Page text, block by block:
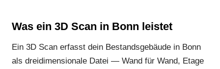
Was ein 3D Scan in Bonn leistet
Ein 3D Scan erfasst dein Bestandsgebäude in Bonn
als dreidimensionale Datei — Wand für Wand, Etage